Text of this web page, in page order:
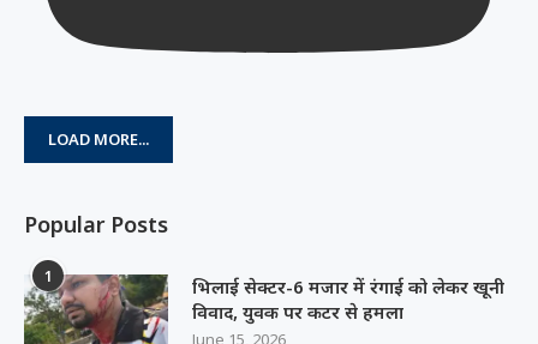
LOAD MORE...
Popular Posts
1
भिलाई सेक्टर-6 मजार में रंगाई को लेकर खूनी
विवाद, युवक पर कटर से हमला
June 15, 2026